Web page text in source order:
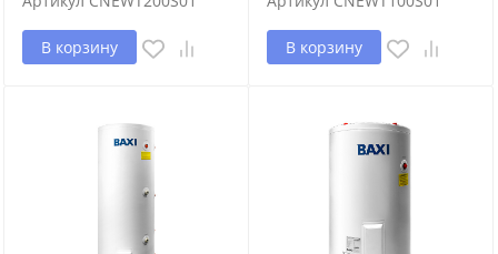
В корзину В корзину